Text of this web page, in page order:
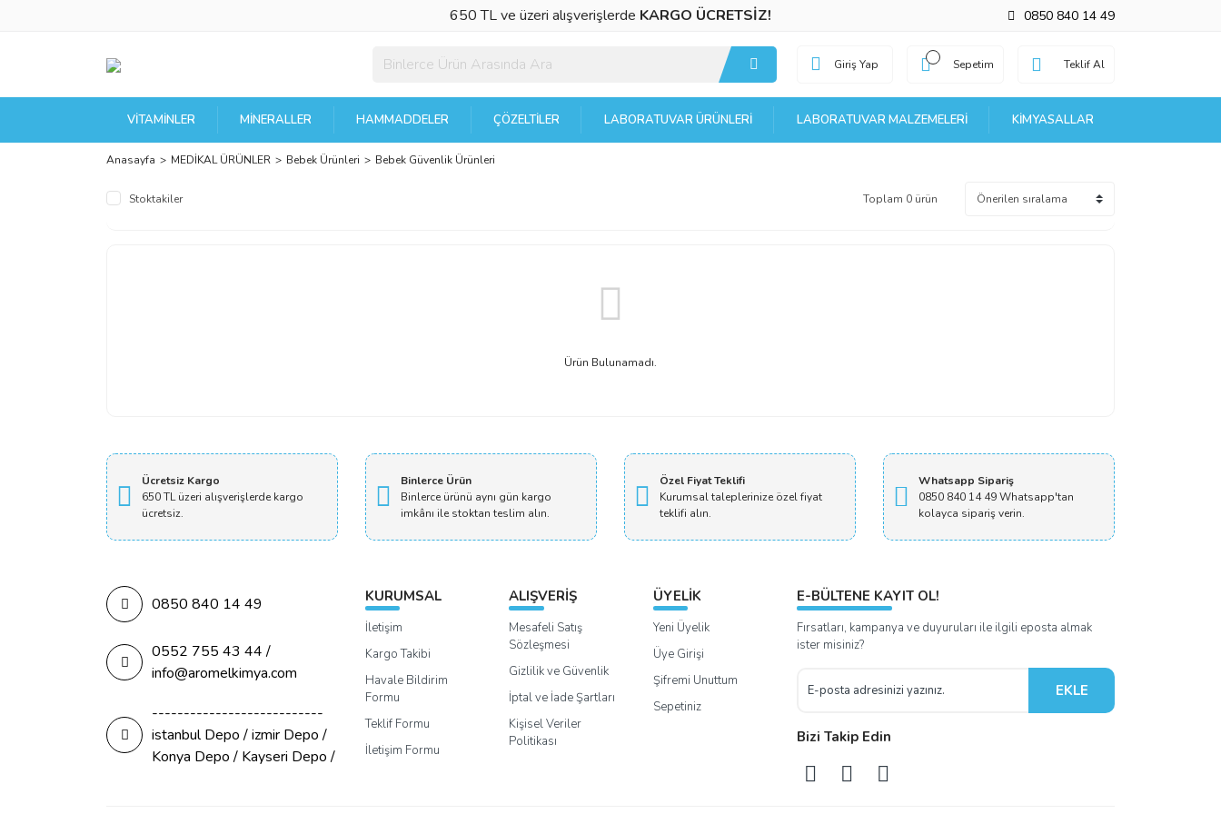
650 TL ve üzeri alışverişlerde KARGO ÜCRETSİZ! 0850 840 14 49
Giriş Yap Sepetim Teklif Al
VITAMINLER MINERALLER HAMMADDELER ÇÖZELTILER LABORATUVAR ÜRÜNLERI LABORATUVAR MALZEMELERI KIMYASALLAR
Anasayfa MEDİKAL ÜRÜNLER Bebek Ürünleri Bebek Güvenlik Ürünleri
Stoktakiler Toplam 0 ürün
Ürün Bulunamadı.
Ücretsiz Kargo
650 TL üzeri alışverişlerde kargo
ücretsiz.
Binlerce Ürün
Binlerce ürünü aynı gün kargo
imkânı ile stoktan teslim alın.
Özel Fiyat Teklifi
Kurumsal taleplerinize özel fiyat
teklifi alın.
Whatsapp Sipariş
0850 840 14 49 Whatsapp'tan
kolayca sipariş verin.
0850 840 14 49
0552 755 43 44 /
info@aromelkimya.com
---------------------------
istanbul Depo / izmir Depo /
Konya Depo / Kayseri Depo /
KURUMSAL
İletişim
Kargo Takibi
Havale Bildirim
Formu
Teklif Formu
İletişim Formu
ALIŞVERİŞ
Mesafeli Satış
Sözleşmesi
Gizlilik ve Güvenlik
İptal ve İade Şartları
Kişisel Veriler
Politikası
ÜYELİK
Yeni Üyelik
Üye Girişi
Şifremi Unuttum
Sepetiniz
E-BÜLTENE KAYIT OL!
Fırsatları, kampanya ve duyuruları ile ilgili eposta almak
ister misiniz?
EKLE
Bizi Takip Edin